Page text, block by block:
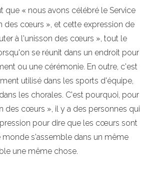
que « nous avons célébré le Service
des cœurs », et cette expression de
à l'unisson des cœurs », tout le
se réunit dans un endroit pour
ou une cérémonie. En outre, c'est
utilisé dans les sports d'équipe,
les chorales. C'est pourquoi, pour
des cœurs », il y a des personnes qui
pour dire que les cœurs sont
monde s'assemble dans un même
une même chose.